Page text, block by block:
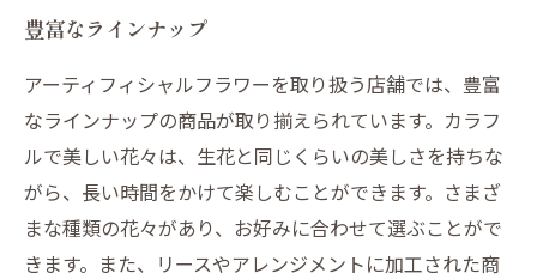
豊富なラインナップ
アーティフィシャルフラワーを取り扱う店舗では、豊富
なラインナップの商品が取り揃えられています。カラフ
ルで美しい花々は、生花と同じくらいの美しさを持ちな
がら、長い時間をかけて楽しむことができます。さまざ
まな種類の花々があり、お好みに合わせて選ぶことがで
きます。また、リースやアレンジメントに加工された商